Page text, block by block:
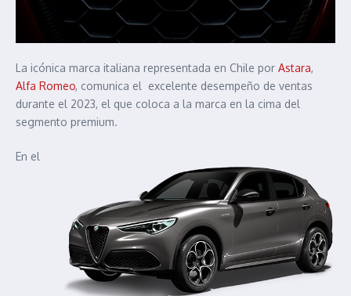
La icónica marca italiana representada en Chile por Astara,
Alfa Romeo, comunica el excelente desempeño de ventas
durante el 2023, el que coloca a la marca en la cima del
segmento premium.
En el